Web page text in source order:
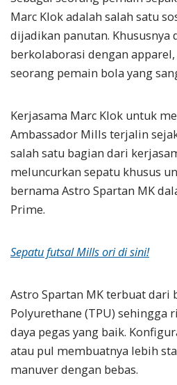
Marc Klok adalah salah satu
dijadikan panutan. Khususnya
berkolaborasi dengan
seorang pemain bola yang
Kerjasama Marc Klok untuk
Ambassador Mills terjalin
salah satu bagian dari
meluncurkan sepatu khusus
bernama Astro Spartan MK
Prime.
Sepatu futsal Mills ori di sini!
Astro Spartan MK terbuat dari
Polyurethane (TPU) sehingga
daya pegas yang baik.
atau pul membuatnya lebih
manuver dengan bebas.